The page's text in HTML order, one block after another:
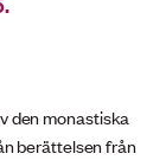
den monastiska
berättelsen från